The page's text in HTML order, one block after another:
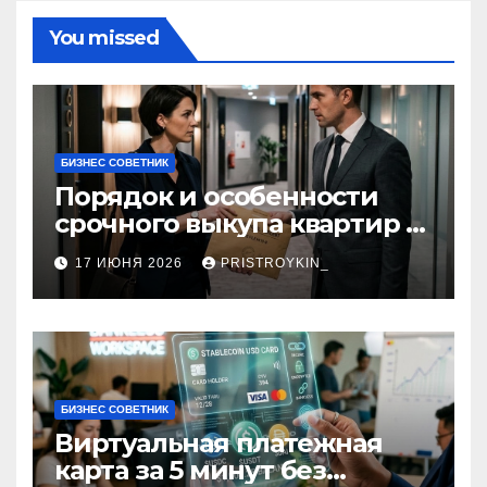
You missed
БИЗНЕС СОВЕТНИК
Порядок и особенности
срочного выкупа квартир в
срок 1–3 дня
17 ИЮНЯ 2026 PRISTROYKIN_
БИЗНЕС СОВЕТНИК
Виртуальная платежная
карта за 5 минут без